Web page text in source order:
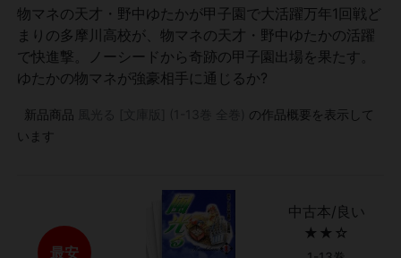
物マネの天才・野中ゆたかが甲子園で大活躍万年1回戦ど
まりの多摩川高校が、物マネの天才・野中ゆたかの活躍
で快進撃。ノーシードから奇跡の甲子園出場を果たす。
ゆたかの物マネが強豪相手に通じるか?
新品商品
の作品概要を表示して
います
最安
中古本/良い
★★☆